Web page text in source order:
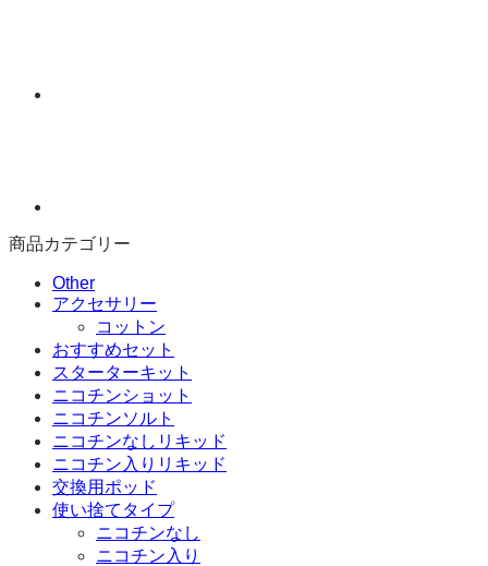
個
商品カテゴリー
Other
アクセサリー
コットン
おすすめセット
スターターキット
ニコチンショット
ニコチンソルト
ニコチンなしリキッド
ニコチン入りリキッド
交換用ポッド
使い捨てタイプ
ニコチンなし
ニコチン入り